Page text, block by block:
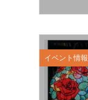
イベント情報